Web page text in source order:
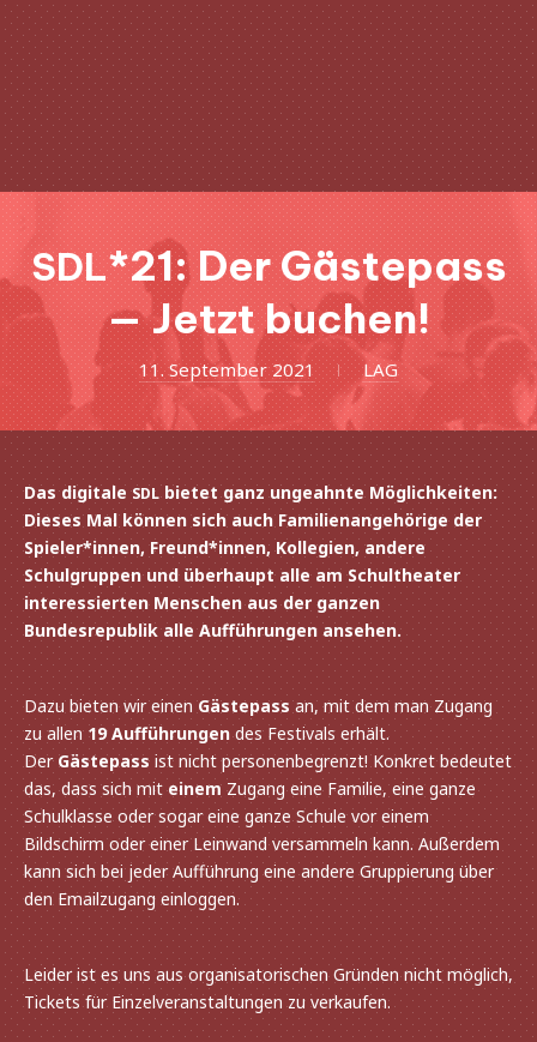
SDL*21: Der Gästepass
— Jetzt buchen!
11. September 202111.
September
2021
LAG
Das digi­taleSDLbietet ganz unge­ahnte Möglichkeiten:
Dieses Mal können sich auch Familienangehörige der
Spieler*innen, Freund*innen, Kollegien, andere
Schulgruppen und über­haupt alle am Schultheater
inter­es­sier­ten Menschen aus der ganzen
Bundesrepublik alle Aufführungen ansehen.
Dazu bieten wir einenGästepassan, mit dem man Zugang
zu allen 19 Aufführungendes Festivals erhält.
Der Gästepass ist nicht perso­nen­be­grenzt! Konkret bedeu­tet
das, dass sich miteinem Zugang eine Familie, eine ganze
Schulklasse oder sogar eine ganze Schule vor einem
Bildschirm oder einer Leinwand versam­meln kann. Außerdem
kann sich bei jeder Aufführung eine andere Gruppierung über
den Emailzugang einloggen.
Leider ist es uns aus orga­ni­sa­to­ri­schen Gründen nicht möglich,
Tickets für Einzelveranstaltungen zu verkaufen.